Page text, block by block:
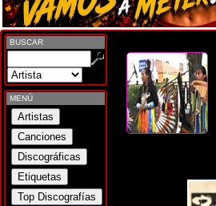
BUSCAR
MENÚ